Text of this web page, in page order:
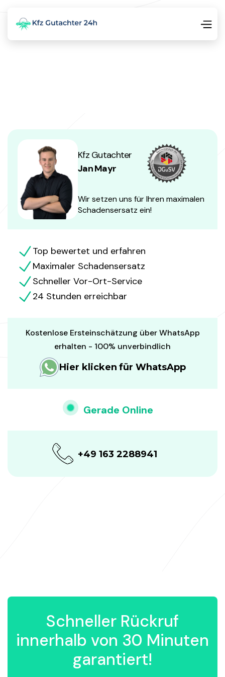
Kfz Gutachter
Jan Mayr
Wir setzen uns für Ihren maximalen
Schadensersatz ein!
Top bewertet und erfahren
Maximaler Schadensersatz
Schneller Vor-Ort-Service
24 Stunden erreichbar
Kostenlose Ersteinschätzung über WhatsApp
erhalten - 100% unverbindlich
Hier klicken für WhatsApp
Gerade Online
+49 163 2288941
Schneller Rückruf
innerhalb von 30 Minuten
garantiert!